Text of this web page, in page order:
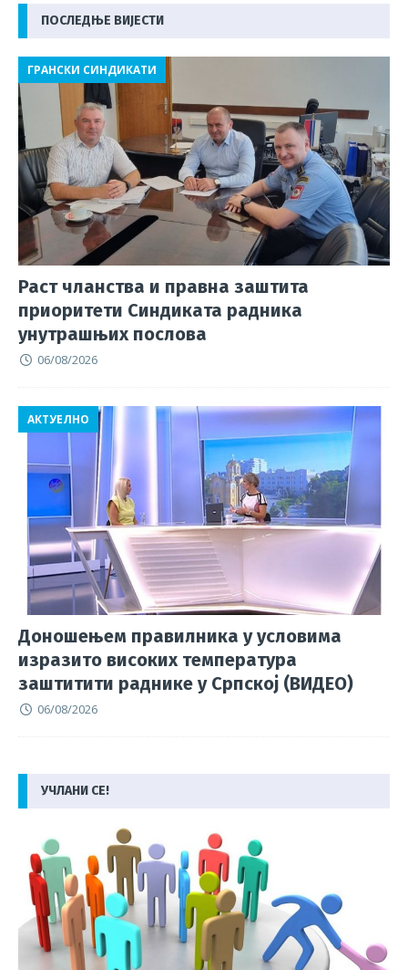
c
e
b
o
o
k
e
r
at
s
A
p
p
e
d
s
g
m
l e
ПОСЛЕДЊЕ ВИЈЕСТИ
Раст чланства и правна заштита
приоритети Синдиката радника
унутрашњих послова
ГРАНСКИ СИНДИКАТИ
06/08/2026
Доношењем правилника у условима
изразито високих температура
заштитити раднике у Српској (ВИДЕО)
АКТУЕЛНО
06/08/2026
УЧЛАНИ СЕ!